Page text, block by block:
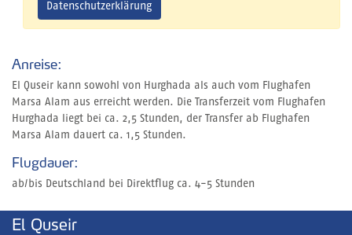
Datenschutzerklärung
Anreise:
El Quseir kann sowohl von Hurghada als auch vom Flughafen
Marsa Alam aus erreicht werden. Die Transferzeit vom Flughafen
Hurghada liegt bei ca. 2,5 Stunden, der Transfer ab Flughafen
Marsa Alam dauert ca. 1,5 Stunden.
Flugdauer:
ab/bis Deutschland bei Direktflug ca. 4-5 Stunden
El Quseir